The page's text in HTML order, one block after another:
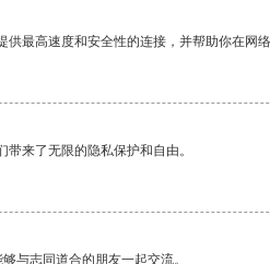
最高速度和安全性的连接，并帮助你在网络
来了无限的隐私保护和自由。
与志同道合的朋友一起交流。